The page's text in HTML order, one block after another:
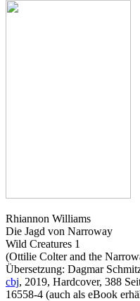
Rhiannon Williams
Die Jagd von Narroway
Wild Creatures 1
(Ottilie Colter and the
Übersetzung: Dagmar
cbj, 2019, Hardcover, 388
16558-4 (auch als eBook